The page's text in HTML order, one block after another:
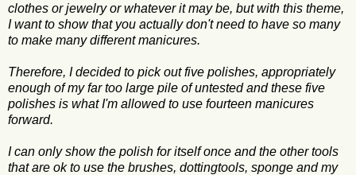
clothes or jewelry or whatever it may be, but with this theme,
I want to show that you actually don't need to have so many
to make many different manicures.
Therefore, I decided to pick out five polishes, appropriately
enough of my far too large pile of untested and these five
polishes is what I'm allowed to use fourteen manicures
forward.
I can only show the polish for itself once and the other tools
that are ok to use the brushes, dottingtools, sponge and my